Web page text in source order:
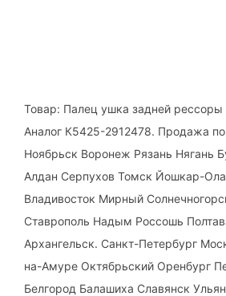
Товар: Палец ушка задней рессоры
Аналог К5425-2912478. Продажа
Ноябрьск Воронеж Рязань Нягань
Алдан Серпухов Томск Йошкар-
Владивосток Мирный
Ставрополь Надым Россошь
Архангельск. Санкт-Петербург
на-Амуре Октябрьский Оренбург
Белгород Балашиха Славянск